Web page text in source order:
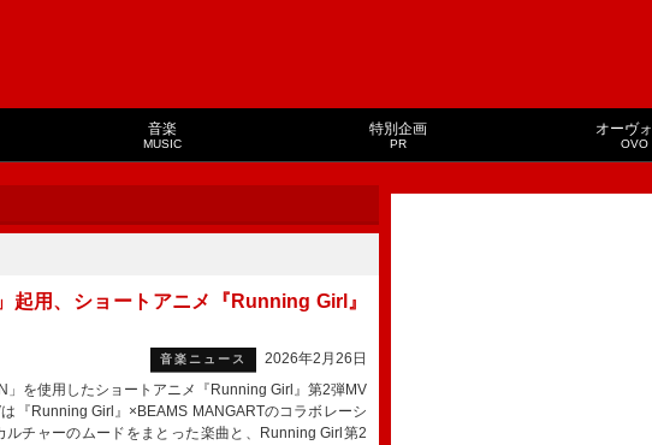
音楽
MUSIC
特別企画
PR
オーヴォ
OVO
起用、ショートアニメ『Running Girl』
音楽ニュース
2026年2月26日
を使用したショートアニメ『Running Girl』第2弾MV
Running Girl』×BEAMS MANGARTのコラボレーシ
ルチャーのムードをまとった楽曲と、Running Girl第2